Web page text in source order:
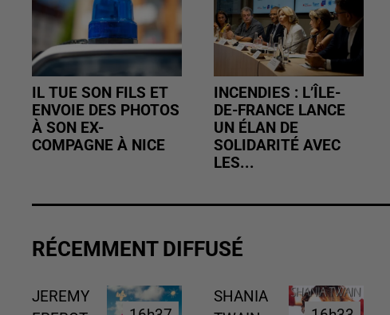
IL TUE SON FILS ET
ENVOIE DES PHOTOS
À SON EX-
COMPAGNE À NICE
INCENDIES : L’ÎLE-
DE-FRANCE LANCE
UN ÉLAN DE
SOLIDARITÉ AVEC
LES...
RÉCEMMENT DIFFUSÉ
JEREMY
SHANIA